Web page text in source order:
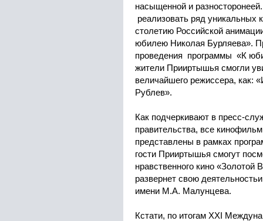
насыщенной и
реализовать ряд уникальных
столетию Российской
юбилею Николая Бурляева».
проведения программы «К
жители Прииртышья смогли
величайшего режиссера, как:
Рублев».
Как подчеркивают в пресс-
правительства, все
представлены в рамках
гости Прииртышья смогут
нравственного кино «Золотой
развернет свою
имени М.А. Малунцева.
Кстати, по итогам XXI